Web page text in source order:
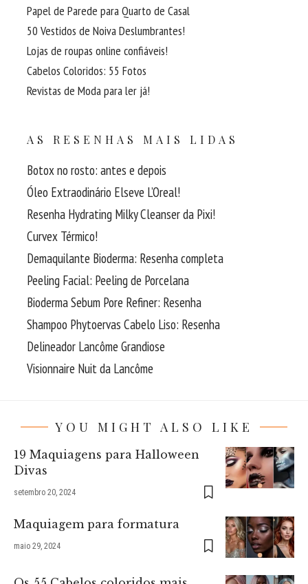
Papel de Parede para Quarto de Casal
50 Vestidos de Noiva Deslumbrantes!
Lojas de roupas online confiáveis!
Cabelos Coloridos: 55 Fotos
Revistas de Moda para ler já!
AS RESENHAS MAIS LIDAS
Botox no rosto: antes e depois
Óleo Extraodinário Elseve L’Oreal!
Resenha Hydrating Milky Cleanser da Pixi!
Curvex Térmico!
Demaquilante Bioderma: Resenha completa
Peeling Facial: Peeling de Porcelana
Bioderma Sebum Pore Refiner: Resenha
Shampoo Phytoervas Cabelo Liso: Resenha
Delineador Lancôme Grandiose
Visionnaire Nuit da Lancôme
YOU MIGHT ALSO LIKE
19 Maquiagens para Halloween
Divas
setembro 20, 2024
Maquiagem para formatura
maio 29, 2024